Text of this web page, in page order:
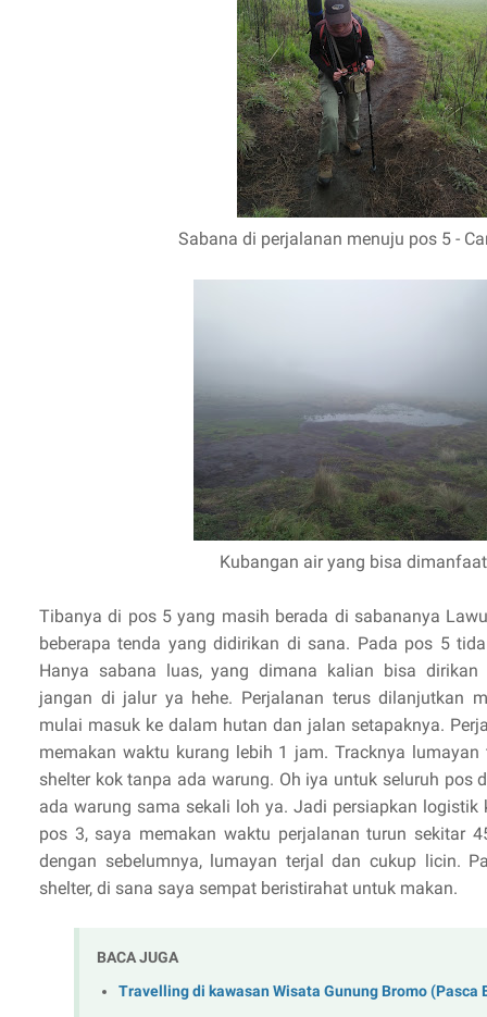
Sabana di perjalanan menuju pos 5 -
Kubangan air yang bisa
Tibanya di pos 5 yang masih berada di sabananya
beberapa tenda yang didirikan di sana. Pada pos 5
Hanya sabana luas, yang dimana kalian bisa dirikan
jangan di jalur ya hehe. Perjalanan terus dilanjutkan
mulai masuk ke dalam hutan dan jalan setapaknya.
memakan waktu kurang lebih 1 jam. Tracknya
shelter kok tanpa ada warung. Oh iya untuk seluruh pos
ada warung sama sekali loh ya. Jadi persiapkan
pos 3, saya memakan waktu perjalanan turun sekitar
dengan sebelumnya, lumayan terjal dan cukup licin.
shelter, di sana saya sempat beristirahat untuk makan.
BACA JUGA
Travelling di kawasan Wisata Gunung Bromo (Pasca